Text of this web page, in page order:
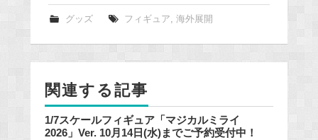
k
グッズ フィギュア, 海外展開
関連する記事
1/7スケールフィギュア「マジカルミライ
2026」Ver. 10月14日(水)までご予約受付中！